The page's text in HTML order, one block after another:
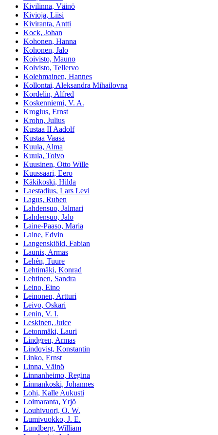
Kivilinna, Väinö
Kivioja, Liisi
Kiviranta, Antti
Kock, Johan
Kohonen, Hanna
Kohonen, Jalo
Koivisto, Mauno
Koivisto, Tellervo
Kolehmainen, Hannes
Kollontai, Aleksandra Mihailovna
Kordelin, Alfred
Koskenniemi, V. A.
Krogius, Ernst
Krohn, Julius
Kustaa II Aadolf
Kustaa Vaasa
Kuula, Alma
Kuula, Toivo
Kuusinen, Otto Wille
Kuussaari, Eero
Käkikoski, Hilda
Laestadius, Lars Levi
Lagus, Ruben
Lahdensuo, Jalmari
Lahdensuo, Jalo
Laine-Paaso, Maria
Laine, Edvin
Langenskiöld, Fabian
Launis, Armas
Lehén, Tuure
Lehtimäki, Konrad
Lehtinen, Sandra
Leino, Eino
Leinonen, Artturi
Leivo, Oskari
Lenin, V. I.
Leskinen, Juice
Letonmäki, Lauri
Lindgren, Armas
Lindqvist, Konstantin
Linko, Ernst
Linna, Väinö
Linnanheimo, Regina
Linnankoski, Johannes
Lohi, Kalle Aukusti
Loimaranta, Yrjö
Louhivuori, O. W.
Lumivuokko, J. E.
Lundberg, William